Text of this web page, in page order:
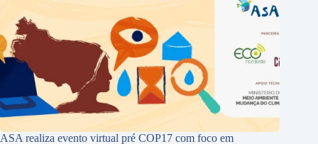
ASA realiza evento virtual pré COP17 com foco em